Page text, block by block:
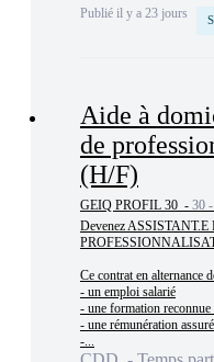
Publié il y a 23 jours
Aide à
de
(H/F)
GEIQ PROFIL 30 - 30
Devenez
Ce contrat en alternance
- un emploi salarié
- une formation reconnue
- une rémunération
-...